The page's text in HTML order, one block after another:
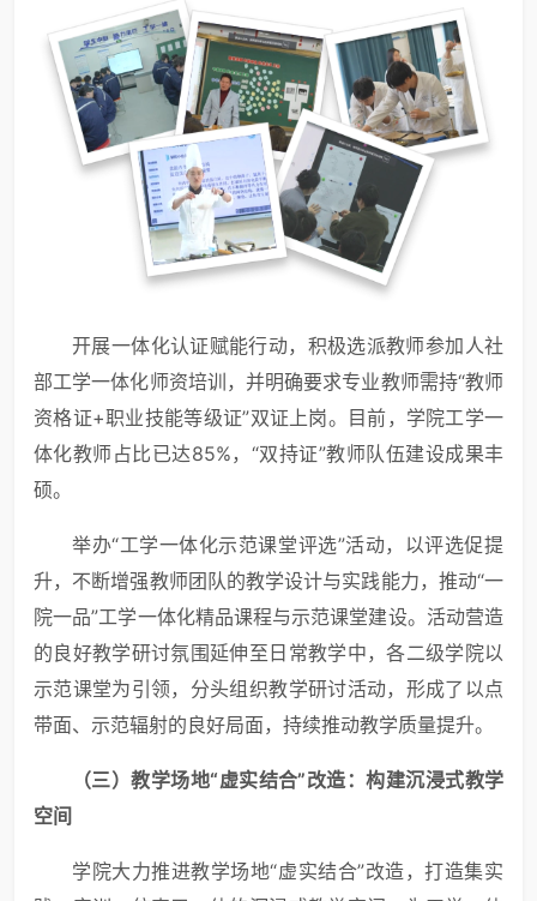
开展一体化认证赋能行动，积极选派教师参加人社
部工学一体化师资培训，并明确要求专业教师需持“教师
资格证+职业技能等级证”双证上岗。目前，学院工学一
体化教师占比已达85%，“双持证”教师队伍建设成果丰
硕。
举办“工学一体化示范课堂评选”活动，以评选促提
升，不断增强教师团队的教学设计与实践能力，推动“一
院一品”工学一体化精品课程与示范课堂建设。活动营造
的良好教学研讨氛围延伸至日常教学中，各二级学院以
示范课堂为引领，分头组织教学研讨活动，形成了以点
带面、示范辐射的良好局面，持续推动教学质量提升。
（三）教学场地“虚实结合”改造：构建沉浸式教学
空间
学院大力推进教学场地“虚实结合”改造，打造集实